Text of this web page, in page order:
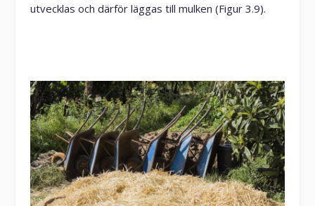
utvecklas och därför läggas till mulken (Figur 3.9).